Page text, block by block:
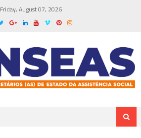
Friday, August 07, 2026